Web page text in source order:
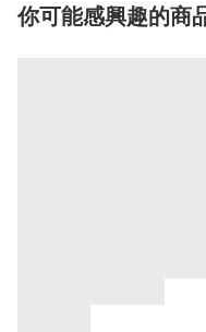
你可能感興趣的商